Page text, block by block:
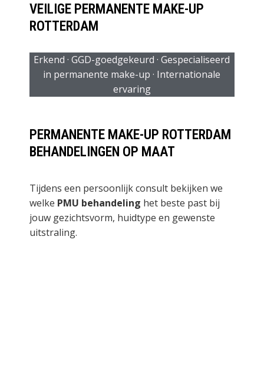
VEILIGE PERMANENTE MAKE-UP
ROTTERDAM
Erkend · GGD-goedgekeurd · Gespecialiseerd
in permanente make-up · Internationale
ervaring
PERMANENTE MAKE-UP ROTTERDAM
BEHANDELINGEN OP MAAT
Tijdens een persoonlijk consult bekijken we
welke PMU behandeling het beste past bij
jouw gezichtsvorm, huidtype en gewenste
uitstraling.